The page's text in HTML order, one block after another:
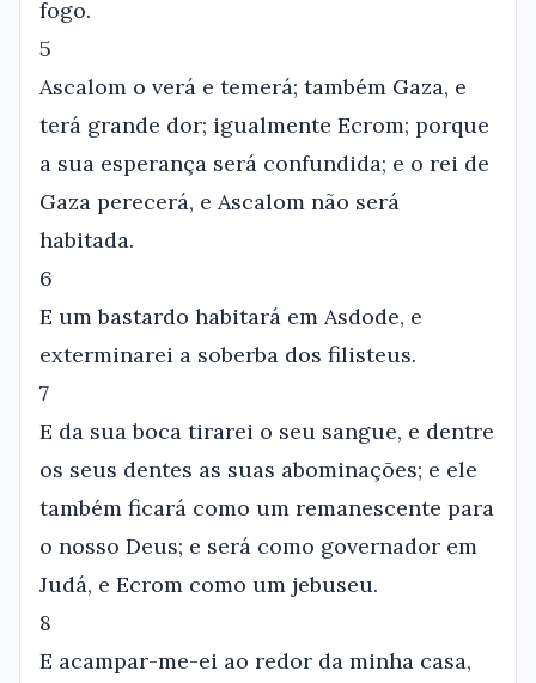
fogo.
5
Ascalom o verá e temerá; também Gaza, e
terá grande dor; igualmente Ecrom; porque
a sua esperança será confundida; e o rei de
Gaza perecerá, e Ascalom não será
habitada.
6
E um bastardo habitará em Asdode, e
exterminarei a soberba dos filisteus.
7
E da sua boca tirarei o seu sangue, e dentre
os seus dentes as suas abominações; e ele
também ficará como um remanescente para
o nosso Deus; e será como governador em
Judá, e Ecrom como um jebuseu.
8
E acampar-me-ei ao redor da minha casa,